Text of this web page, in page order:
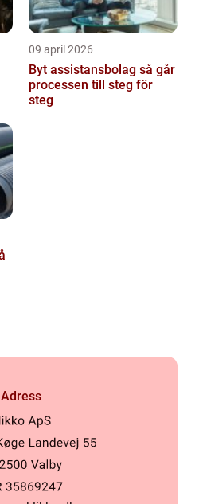
09 april 2026
Byt assistansbolag så går
processen till steg för
steg
Adress